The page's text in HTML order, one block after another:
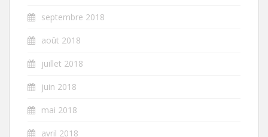
septembre 2018
août 2018
juillet 2018
juin 2018
mai 2018
avril 2018